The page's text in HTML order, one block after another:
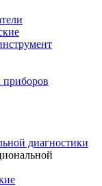
диагностики